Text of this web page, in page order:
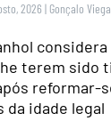
2026 | Gonçalo
considera
terem sido
reformar-
da idade legal